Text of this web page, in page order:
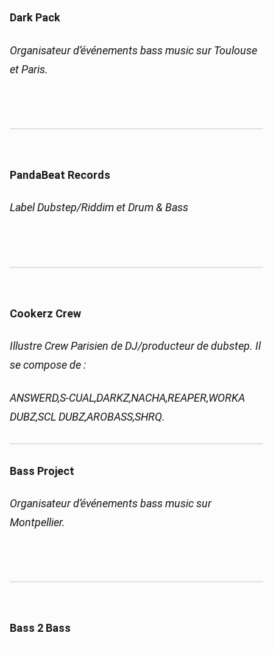
Dark Pack
Organisateur d’événements bass music sur Toulouse
et Paris.
PandaBeat Records
Label Dubstep/Riddim et Drum & Bass
Cookerz Crew
Illustre Crew Parisien de DJ/producteur de dubstep. Il
se compose de :
ANSWERD,S-CUAL,DARKZ,NACHA,REAPER,WORKA
DUBZ,SCL DUBZ,AROBASS,SHRQ.
Bass Project
Organisateur d’événements bass music sur
Montpellier.
Bass 2 Bass